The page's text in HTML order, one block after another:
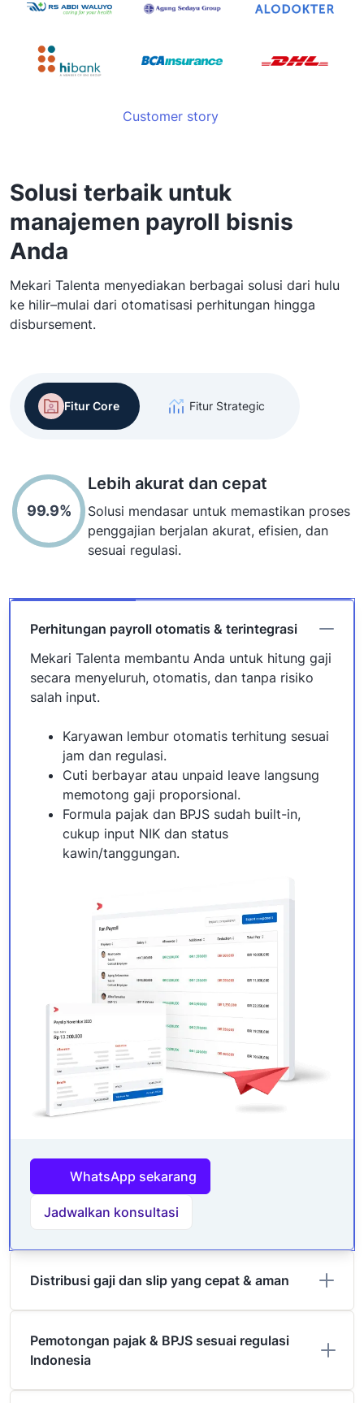
Customer story
Solusi terbaik untuk
manajemen payroll bisnis
Anda
Mekari Talenta menyediakan berbagai solusi dari hulu
ke hilir–mulai dari otomatisasi perhitungan hingga
disbursement.
Fitur Core Fitur Strategic
99.9%
Lebih akurat dan cepat
Solusi mendasar untuk memastikan proses
penggajian berjalan akurat, efisien, dan
sesuai regulasi.
Perhitungan payroll otomatis & terintegrasi
Mekari Talenta membantu Anda untuk hitung gaji
secara menyeluruh, otomatis, dan tanpa risiko
salah input.
Karyawan lembur otomatis terhitung sesuai
jam dan regulasi.
Cuti berbayar atau unpaid leave langsung
memotong gaji proporsional.
Formula pajak dan BPJS sudah built-in,
cukup input NIK dan status
kawin/tanggungan.
WhatsApp sekarang
Jadwalkan konsultasi
Distribusi gaji dan slip yang cepat & aman
Pemotongan pajak & BPJS sesuai regulasi
Indonesia